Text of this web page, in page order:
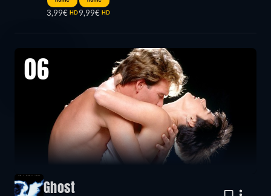
3,99€ HD9,99€ HD
06
Ghost